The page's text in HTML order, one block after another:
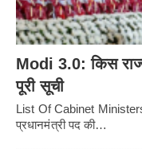
Modi 3.0: किस
पूरी सूची
List Of Cabinet Ministers
प्रधानमंत्री पद की…